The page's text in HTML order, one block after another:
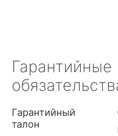
Гарантийные
Гарантийный
талон